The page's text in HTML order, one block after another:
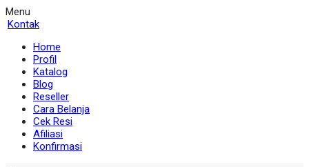
Menu
Kontak
Home
Profil
Katalog
Blog
Reseller
Cara Belanja
Cek Resi
Afiliasi
Konfirmasi